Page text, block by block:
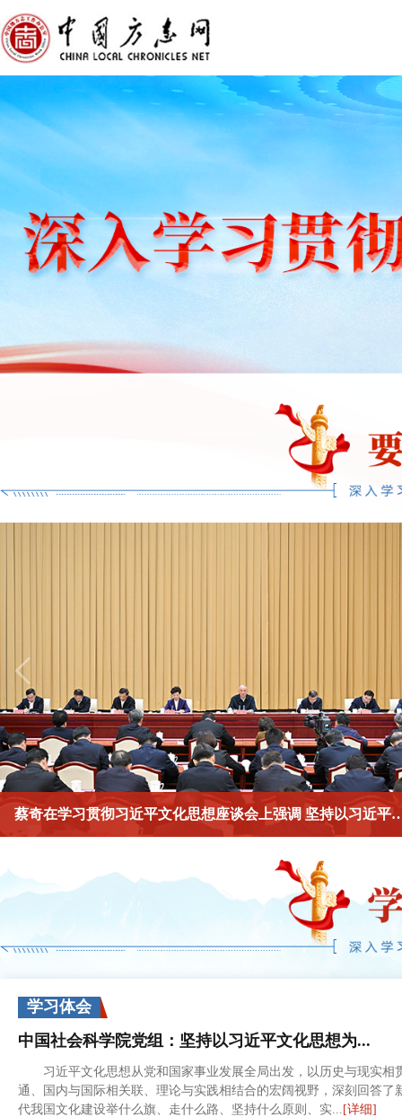
蔡奇在学习贯彻习近平文化思想座谈会
学习体会
中国社会科学院党组：坚持以习近平文化思想为...
习近平文化思想从党和国家事业发展全局出发，以历史与现实相
通、国内与国际相关联、理论与实践相结合的宏阔视野，深刻回答了
代我国文化建设举什么旗、走什么路、坚持什么原则、实... [详细]